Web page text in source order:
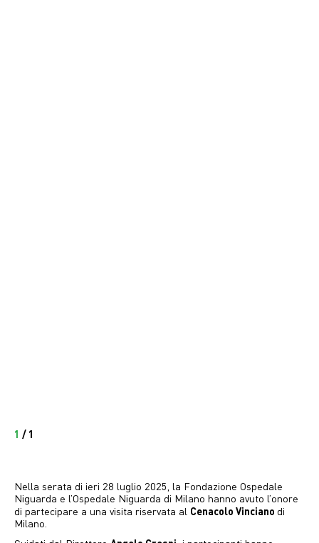
1 / 1
Nella serata di ieri 28 luglio 2025, la Fondazione Ospedale
Niguarda e l’Ospedale Niguarda di Milano hanno avuto l’onore
di partecipare a una visita riservata al Cenacolo Vinciano di
Milano.